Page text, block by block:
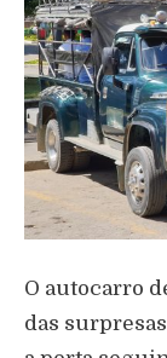
O autocarro
das